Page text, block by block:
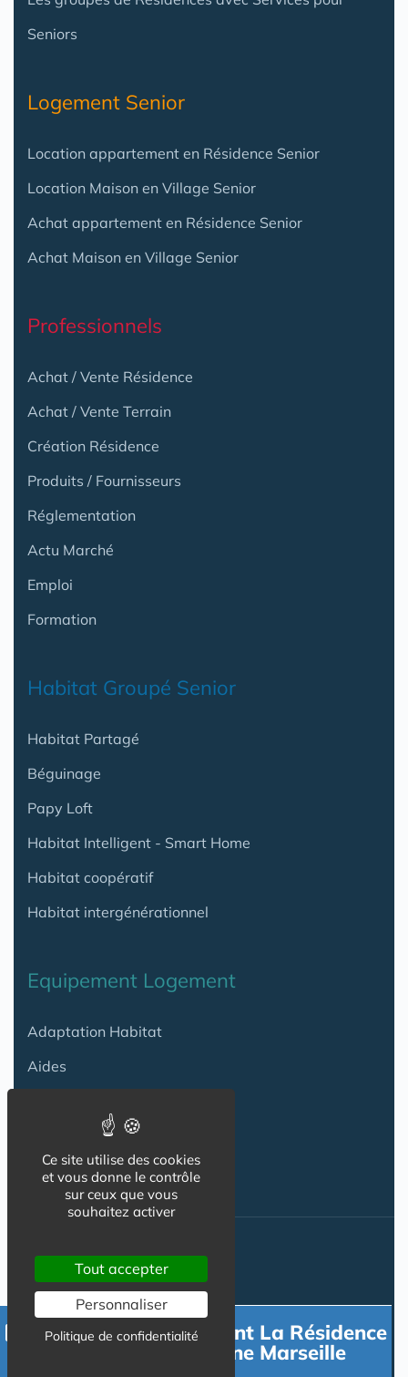
Seniors
Logement Senior
Location appartement en Résidence Senior
Location Maison en Village Senior
Achat appartement en Résidence Senior
Achat Maison en Village Senior
Professionnels
Achat / Vente Résidence
Achat / Vente Terrain
Création Résidence
Produits / Fournisseurs
Réglementation
Actu Marché
Emploi
Formation
Habitat Groupé Senior
Habitat Partagé
Béguinage
Papy Loft
Habitat Intelligent - Smart Home
Habitat coopératif
Habitat intergénérationnel
Equipement Logement
Adaptation Habitat
Aides
Actualité
VIDÉOS
Contacter directement La Résidence
DOMITYS La Badiane Marseille
Ce site utilise des cookies
et vous donne le contrôle
sur ceux que vous
souhaitez activer
Tout accepter
Personnaliser
Politique de confidentialité